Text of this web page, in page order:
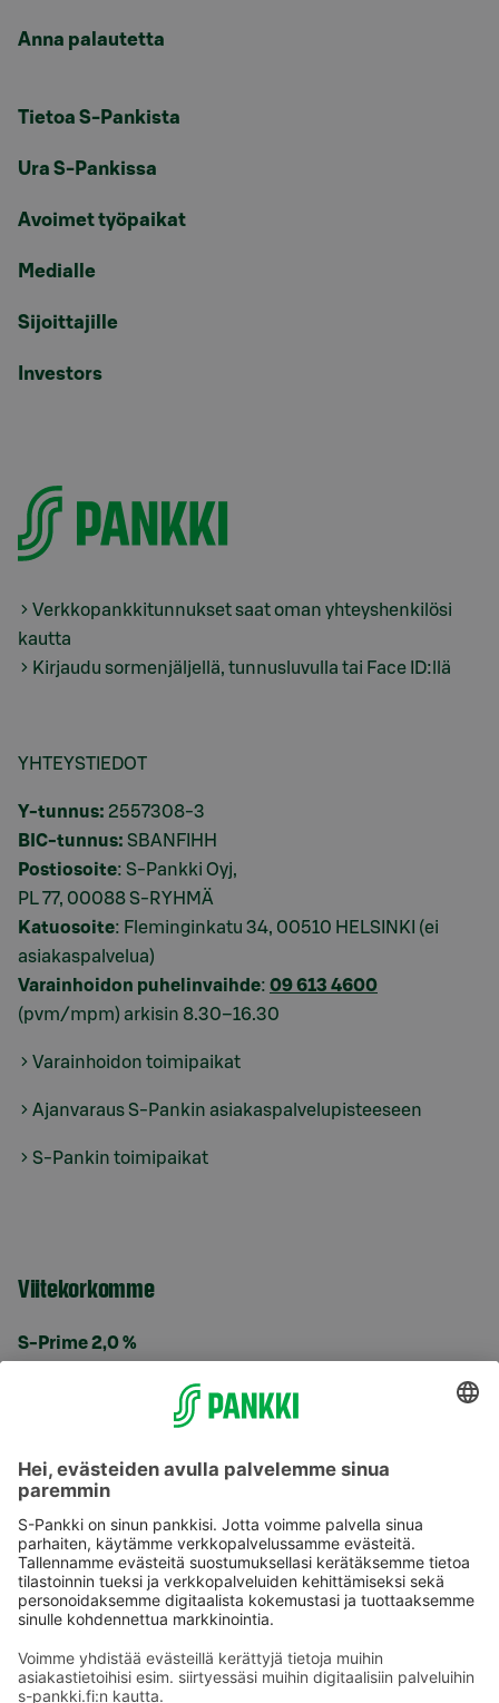
Anna palautetta
Tietoa S-Pankista
Ura S-Pankissa
Avoimet työpaikat
Medialle
Sijoittajille
Investors
Verkkopankkitunnukset saat oman yhteyshenkilösi
kautta
Kirjaudu sormenjäljellä, tunnusluvulla tai Face ID:llä
YHTEYSTIEDOT
Y-tunnus: 2557308-3
BIC-tunnus: SBANFIHH
Postiosoite: S-Pankki Oyj,
PL 77, 00088 S-RYHMÄ
Katuosoite: Fleminginkatu 34, 00510 HELSINKI (ei
asiakaspalvelua)
Varainhoidon puhelinvaihde: 09 613 4600
(pvm/mpm) arkisin 8.30–16.30
Varainhoidon toimipaikat
Ajanvaraus S-Pankin asiakaspalvelupisteeseen
S-Pankin toimipaikat
Viitekorkomme
S-Prime 2,0 %
Käyttöehdot
Saavutettavuusseloste